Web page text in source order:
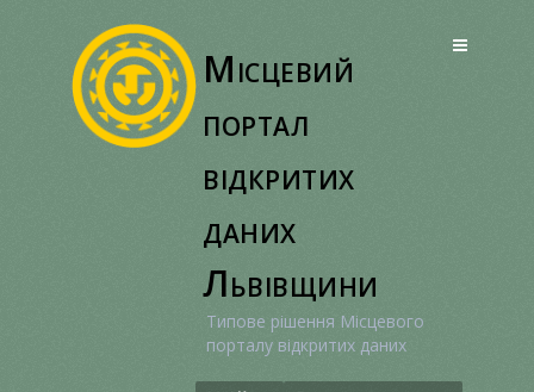
Місцевий
портал
відкритих
даних
Львівщини
Типове рішення Місцевого
порталу відкритих даних